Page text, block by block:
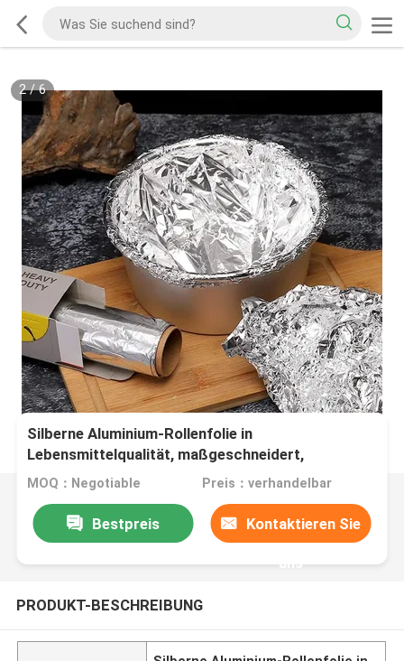
2/6
Silberne Aluminium-Rollenfolie in
Lebensmittelqualität, maßgeschneidert,
geruchlos, für die Gastronomie
MOQ：Negotiable Preis：verhandelbar
Bestpreis Kontaktieren Sie
uns
PRODUKT-BESCHREIBUNG